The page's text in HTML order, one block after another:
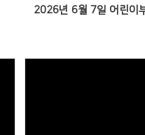
2026년 6월 7일 어린이